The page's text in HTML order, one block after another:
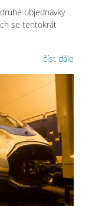
objednávky
se tentokrát
číst dále